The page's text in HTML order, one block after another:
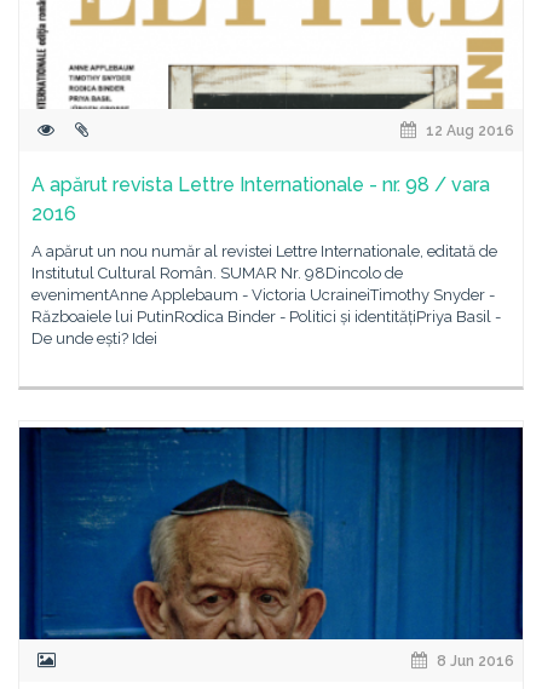
12 Aug 2016
A apărut revista Lettre Internationale - nr. 98 / vara
2016
A apărut un nou număr al revistei Lettre Internationale, editată de
Institutul Cultural Român. SUMAR Nr. 98Dincolo de
evenimentAnne Applebaum - Victoria UcraineiTimothy Snyder -
Războaiele lui PutinRodica Binder - Politici și identitățiPriya Basil -
De unde ești? Idei
8 Jun 2016